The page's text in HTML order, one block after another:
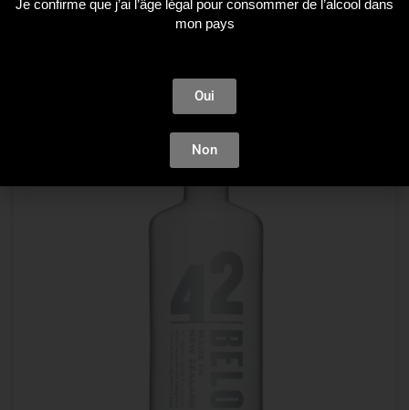
19,51€
Je confirme que j’ai l’âge légal pour consommer de l’alcool dans
mon pays
Oui
Non